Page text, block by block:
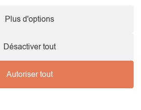
•Mentions légales
Plus d'options
Désactiver tout
Autoriser tout